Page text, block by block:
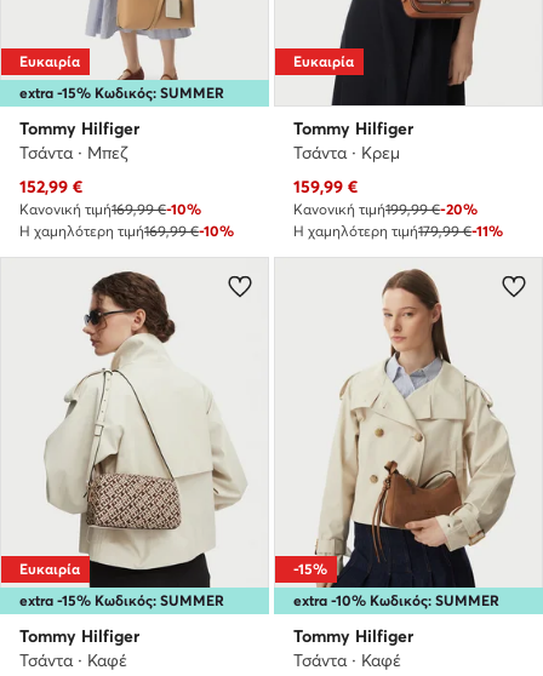
extra -15% Κωδικός: SUMMER
Ευκαιρία
Tommy Hilfiger
Τσάντα · Μπεζ
Τρέχουσα τιμή
152,99 €
Κανονική τιμή169,99 €-10%
Η χαμηλότερη τιμή169,99 €-10%
Ευκαιρία
Tommy Hilfiger
Τσάντα · Κρεμ
Τρέχουσα τιμή
159,99 €
Κανονική τιμή199,99 €-20%
Η χαμηλότερη τιμή179,99 €-11%
extra -15% Κωδικός: SUMMER
Ευκαιρία
Tommy Hilfiger
Τσάντα · Καφέ
extra -10% Κωδικός: SUMMER
-15%
Tommy Hilfiger
Τσάντα · Καφέ